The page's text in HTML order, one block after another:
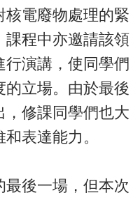
核電廢物處理的緊
課程中亦邀請該領
行演講，使同學們
立場。由於最後
，修課同學們也大
表達能力。
後一場，但本次